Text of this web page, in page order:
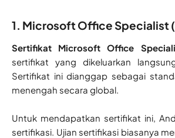
1. Microsoft Office Specialist
Sertifikat Microsoft Office
sertifikat yang dikeluarkan
Sertifikat ini dianggap sebagai
menengah secara global.
Untuk mendapatkan sertifikat ini,
sertifikasi. Ujian sertifikasi biasanya